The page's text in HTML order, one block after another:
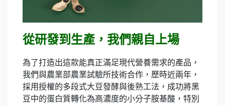
從研發到生產，我們親自上場
為了打造出這款能真正滿足現代營養需求的產品，
我們與農業部農業試驗所技術合作，歷時近兩年，
採用授權的多段式大豆發酵與後熟工法，成功將黑
豆中的蛋白質轉化為高濃度的小分子胺基酸，特別